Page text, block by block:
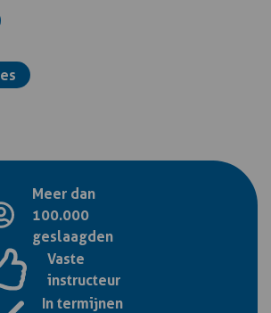
Meer dan
100.000
geslaagden
Vaste
instructeur
In termijnen